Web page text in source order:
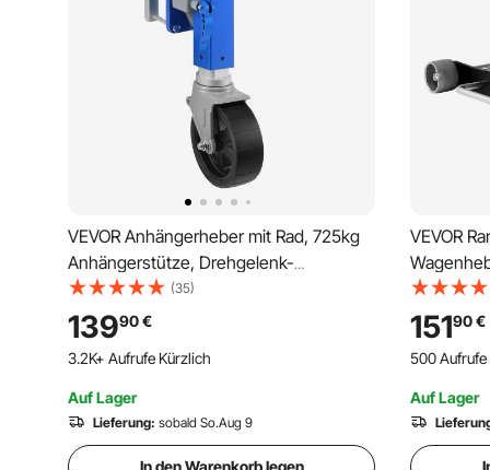
VEVOR Anhängerheber mit Rad, 725kg
Anhängerstütze, Drehgelenk-
Bootsanhängerheber PP-Einzelrad, 254
mm Hub, anschraubbarer
Reiseanhänger mit Griff für Wohnmobil,
Boot, Pferdeanhänger, Nutzanhänger
(35)
13990€
3.2K+ Aufrufe Kürzlich
Auf Lager
Lieferung: sobald So.Aug 9
In den Warenkorb legen
VEVOR
Rollen 2,5
kompakte
15190€
500 Aufrufe
Auf Lager